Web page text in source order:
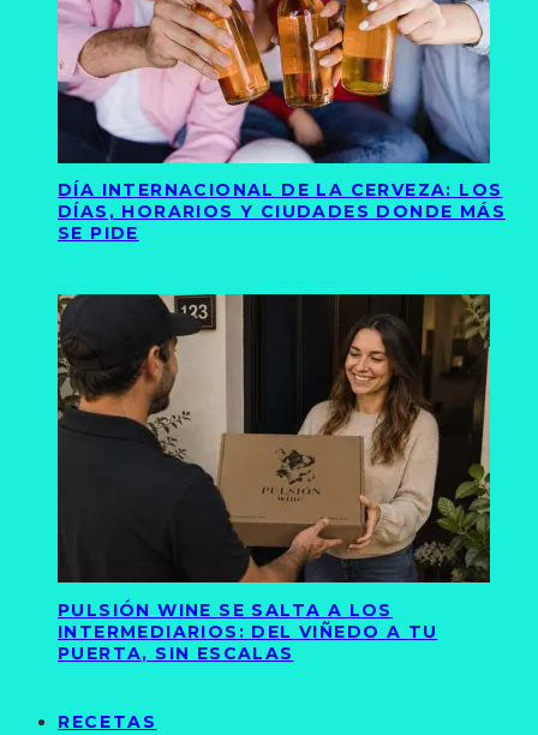
DÍA INTERNACIONAL DE LA CERVEZA: LOS
DÍAS, HORARIOS Y CIUDADES DONDE MÁS
SE PIDE
PULSIÓN WINE SE SALTA A LOS
INTERMEDIARIOS: DEL VIÑEDO A TU
PUERTA, SIN ESCALAS
RECETAS